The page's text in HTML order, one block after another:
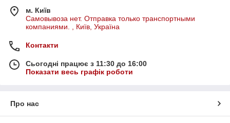
м. Київ
Самовывоза нет. Отправка только транспортными
компаниями. , Київ, Україна
Контакти
Сьогодні працює з 11:30 до 16:00
Показати весь графік роботи
Про нас